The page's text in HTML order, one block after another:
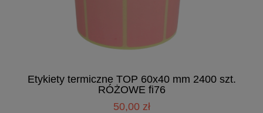
Etykiety termiczne TOP 60x40 mm 2400 szt.
RÓŻOWE fi76
50,00 zł